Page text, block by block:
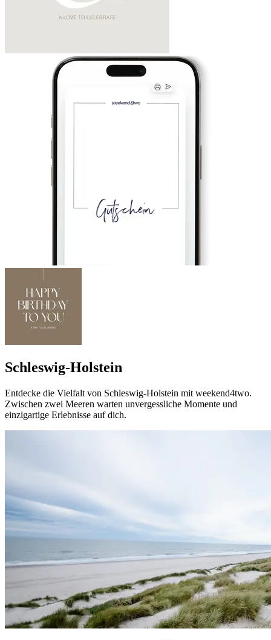
Schleswig-Holstein
Entdecke die Vielfalt von Schleswig-Holstein mit weekend4two.
Zwischen zwei Meeren warten unvergessliche Momente und
einzigartige Erlebnisse auf dich.